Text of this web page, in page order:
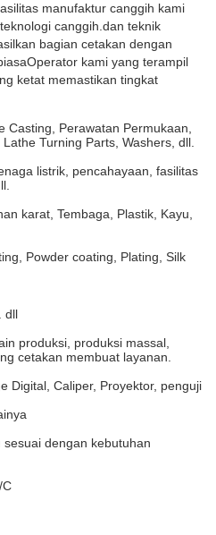
manufaktur canggih kami
canggih.dan teknik
bagian cetakan dengan
kami yang terampil
ketat memastikan tingkat
Casting, Perawatan Permukaan,
Turning Parts, Washers, dll.
listrik, pencahayaan, fasilitas
karat, Tembaga, Plastik, Kayu,
Powder coating, Plating, Silk
dll
produksi, produksi massal,
cetakan membuat layanan.
Digital, Caliper, Proyektor, penguji
dengan kebutuhan
C